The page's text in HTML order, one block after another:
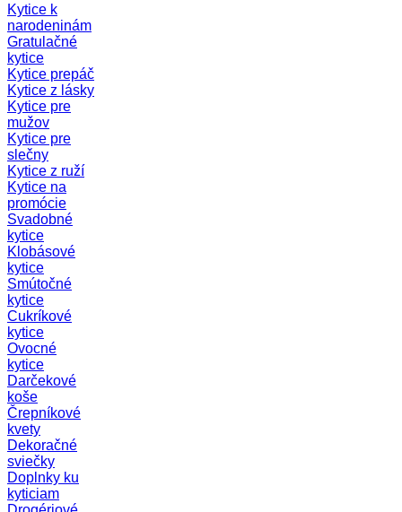
Kytice k
narodeninám
Gratulačné
kytice
Kytice prepáč
Kytice z lásky
Kytice pre
mužov
Kytice pre
slečny
Kytice z ruží
Kytice na
promócie
Svadobné
kytice
Klobásové
kytice
Smútočné
kytice
Cukríkové
kytice
Ovocné
kytice
Darčekové
koše
Črepníkové
kvety
Dekoračné
sviečky
Doplnky ku
kyticiam